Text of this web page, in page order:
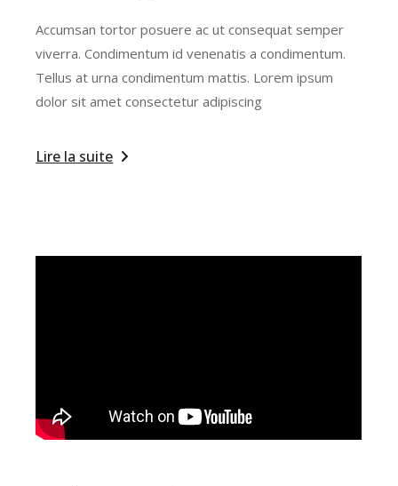
Accumsan tortor posuere ac ut consequat semper
viverra. Condimentum id venenatis a condimentum.
Tellus at urna condimentum mattis. Lorem ipsum
dolor sit amet consectetur adipiscing
Lire la suite